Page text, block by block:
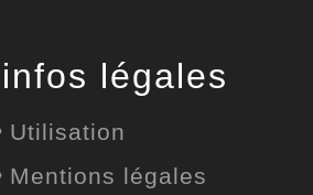
infos légales
Utilisation
Mentions légales